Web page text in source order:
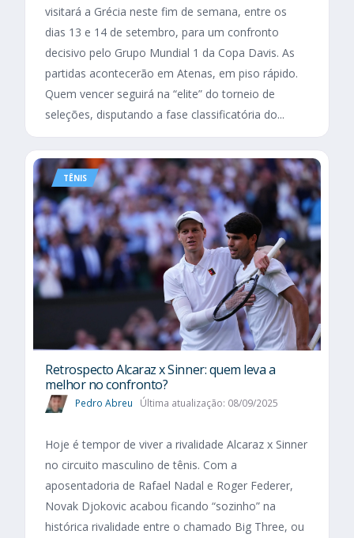
visitará a Grécia neste fim de semana, entre os
dias 13 e 14 de setembro, para um confronto
decisivo pelo Grupo Mundial 1 da Copa Davis. As
partidas acontecerão em Atenas, em piso rápido.
Quem vencer seguirá na “elite” do torneio de
seleções, disputando a fase classificatória do...
TÊNIS
Retrospecto Alcaraz x Sinner: quem leva a
melhor no confronto?
Pedro Abreu Última atualização: 08/09/2025
Hoje é tempor de viver a rivalidade Alcaraz x Sinner
no circuito masculino de tênis. Com a
aposentadoria de Rafael Nadal e Roger Federer,
Novak Djokovic acabou ficando “sozinho” na
histórica rivalidade entre o chamado Big Three, ou